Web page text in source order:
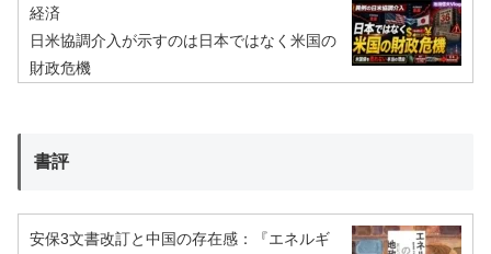
経済
日米協調介入が示すのは日本ではなく米国の
財政危機
書評
安保3文書改訂と中国の存在感：『エネルギ